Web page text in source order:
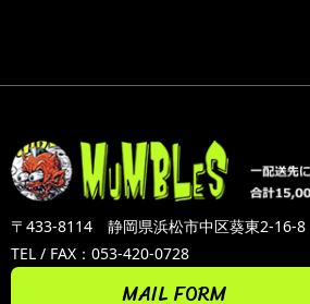
〒433-8114 静岡県浜松市中区葵東2-16-8
TEL / FAX：053-420-0728
MAIL FORM